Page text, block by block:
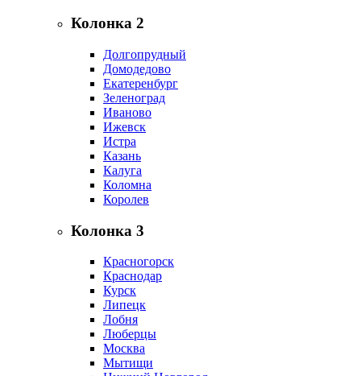
Колонка 2
Долгопрудный
Домодедово
Екатеренбург
Зеленоград
Иваново
Ижевск
Истра
Казань
Калуга
Коломна
Королев
Колонка 3
Красногорск
Краснодар
Курск
Липецк
Лобня
Люберцы
Москва
Мытищи